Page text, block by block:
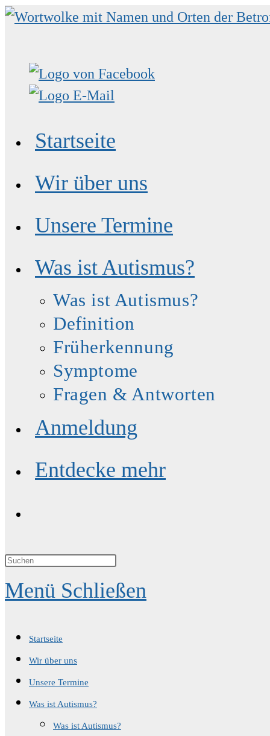
Zum
Startseite
Wir über uns
Unsere Termine
Was ist Autismus?
Was ist Autismus?
Definition
Früherkennung
Symptome
Fragen & Antworten
Anmeldung
Entdecke mehr
Suche
umschalten
Menü Schließen
Startseite
Wir über uns
Unsere Termine
Was ist Autismus?
Was ist Autismus?